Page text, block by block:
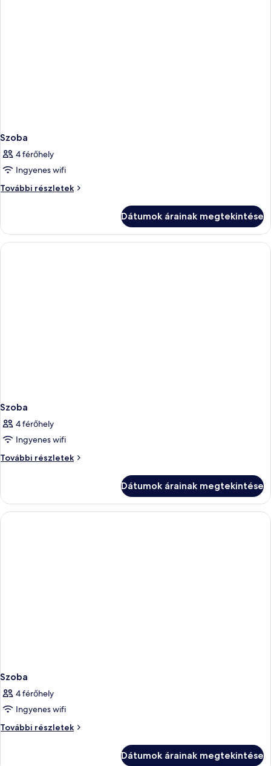
Szoba
4 férőhely
Ingyenes wifi
További részletek
Szoba
Dátumok árainak megtekintése
Szoba
4 férőhely
Ingyenes wifi
További részletek
Szoba
Dátumok árainak megtekintése
Szoba
4 férőhely
Ingyenes wifi
További részletek
Szoba
Dátumok árainak megtekintése